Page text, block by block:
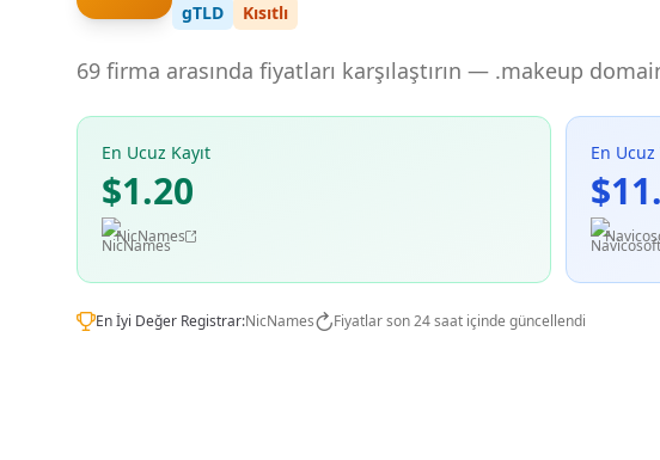
gTLD Kısıtlı
69 firma arasında fiyatları karşılaştırın — .makeup
En Ucuz Kayıt
$1.20
NicNames
En
En İyi Değer Registrar:NicNames Fiyatlar son 24 saat içinde güncellendi